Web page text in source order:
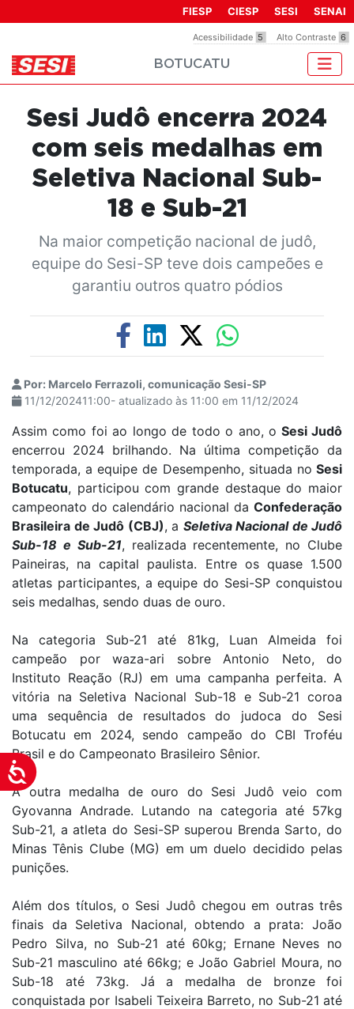
inclui
um
sistema
acessibilidade.
Acessibilidade
Acessibilidade 5 Alto Contraste 6
FIESP CIESP SESI SENAI
BOTUCATU
Sesi Judô encerra 2024
com seis medalhas em
Seletiva Nacional Sub-
18 e Sub-21
Na maior competição nacional de judô,
equipe do Sesi-SP teve dois campeões e
garantiu outros quatro pódios
Por: Marcelo Ferrazoli, comunicação Sesi-SP
11/12/202411:00- atualizado às 11:00 em 11/12/2024
Assim como foi ao longo de todo o ano, o Sesi Judô
encerrou 2024 brilhando. Na última competição da
temporada, a equipe de Desempenho, situada no Sesi
Botucatu, participou com grande destaque do maior
campeonato do calendário nacional da Confederação
Brasileira de Judô (CBJ), a Seletiva Nacional de Judô
Sub-18 e Sub-21, realizada recentemente, no Clube
Paineiras, na capital paulista. Entre os quase 1.500
atletas participantes, a equipe do Sesi-SP conquistou
seis medalhas, sendo duas de ouro.
Na categoria Sub-21 até 81kg, Luan Almeida foi
campeão por waza-ari sobre Antonio Neto, do
Instituto Reação (RJ) em uma campanha perfeita. A
vitória na Seletiva Nacional Sub-18 e Sub-21 coroa
uma sequência de resultados do judoca do Sesi
Botucatu em 2024, sendo campeão do CBI Troféu
Brasil e do Campeonato Brasileiro Sênior.
A outra medalha de ouro do Sesi Judô veio com
Gyovanna Andrade. Lutando na categoria até 57kg
Sub-21, a atleta do Sesi-SP superou Brenda Sarto, do
Minas Tênis Clube (MG) em um duelo decidido pelas
punições.
Além dos títulos, o Sesi Judô chegou em outras três
finais da Seletiva Nacional, obtendo a prata: João
Pedro Silva, no Sub-21 até 60kg; Ernane Neves no
Sub-21 masculino até 66kg; e João Gabriel Moura, no
Sub-18 até 73kg. Já a medalha de bronze foi
conquistada por Isabeli Teixeira Barreto, no Sub-21 até